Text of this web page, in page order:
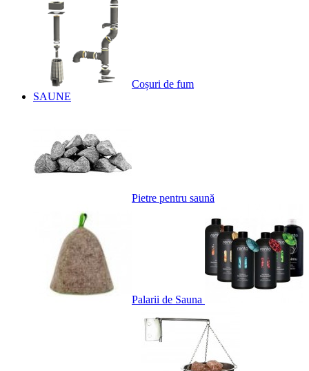
Coșuri de fum
SAUNE
Pietre pentru saună
Palarii de Sauna